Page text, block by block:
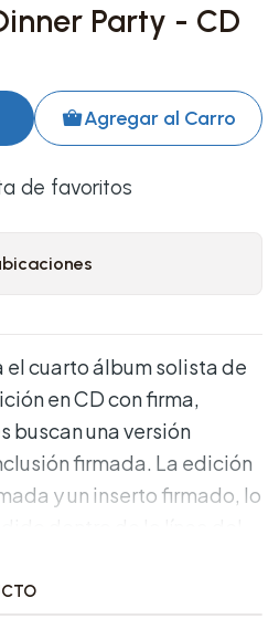
Party - CD
Agregar al Carro
de favoritos
el cuarto álbum solista de
en CD con firma,
buscan una versión
firmada. La edición
y un inserto firmado, lo
12 canciones nuevas
cinematográfico, según
oficial.